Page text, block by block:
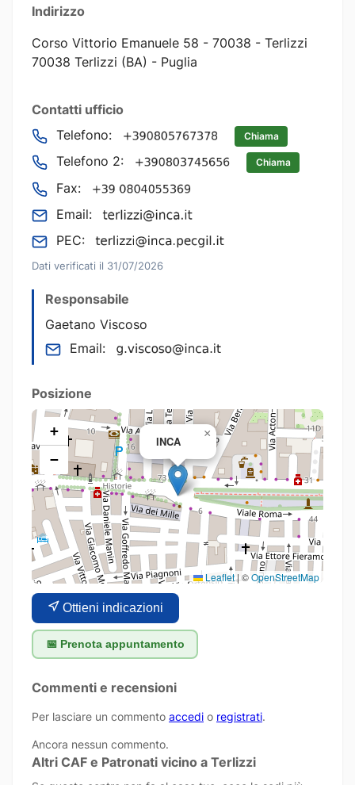
Indirizzo
Corso Vittorio Emanuele 58 - 70038 - Terlizzi
70038 Terlizzi (BA) - Puglia
Contatti ufficio
Telefono:
Chiama
Telefono 2: Chiama
Fax:
Email:
PEC:
Dati verificati il 31/07/2026
Responsabile
Gaetano Viscoso
Email:
Posizione
INCA
×
+
−
Leaflet|©OpenStreetMap
Ottieni indicazioni
📅 Prenota appuntamento
Commenti e recensioni
Per lasciare un commento accedi o registrati.
Ancora nessun commento.
Altri CAF e Patronati vicino a Terlizzi